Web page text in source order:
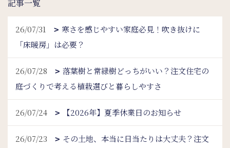
記事一覧
26/07/31
寒さを感じやすい家庭必見！吹き抜けに
「床暖房」は必要？
26/07/28
落葉樹と常緑樹どっちがいい？注文住宅の
庭づくりで考える植栽選びと暮らしやすさ
26/07/24 【2026年】夏季休業日のお知らせ
26/07/23
その土地、本当に日当たりは大丈夫？注文